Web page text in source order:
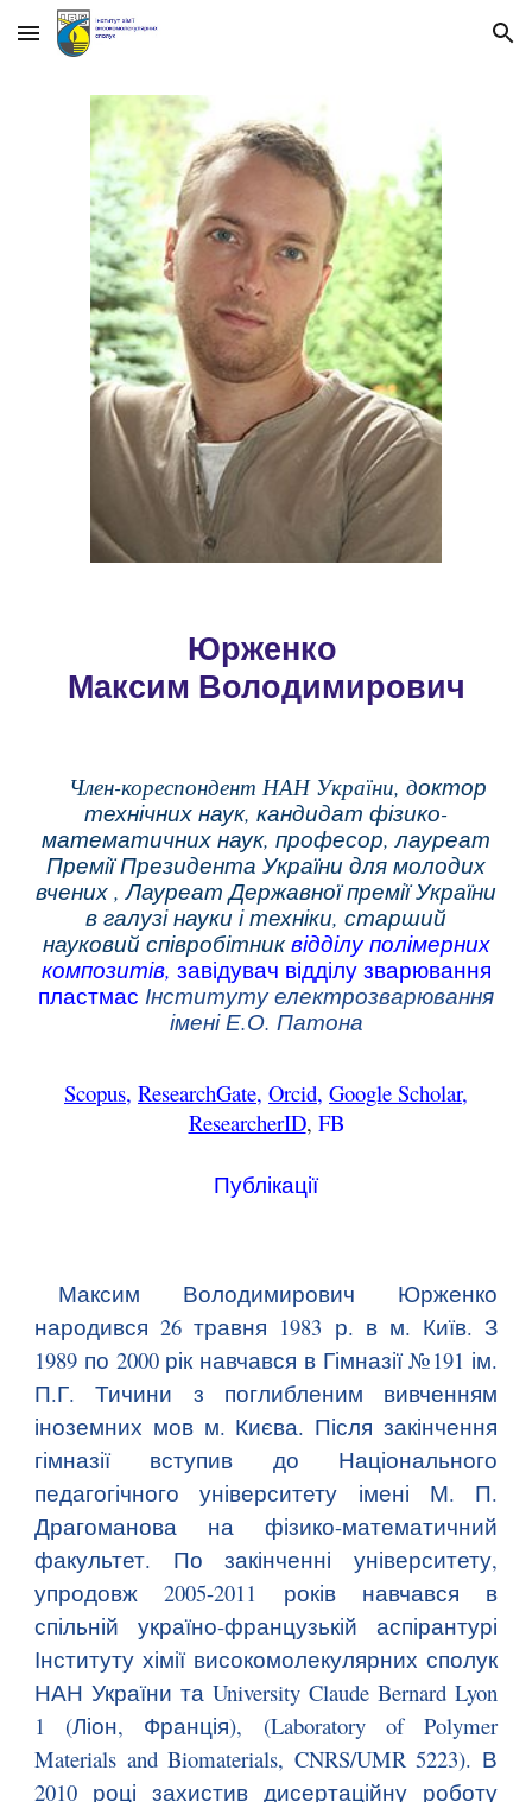
Skip to main content Skip to navigation
Юрженко
Максим Володимирович
Член-кореспондент НАН України, доктор
технічних наук, кандидат фізико-
математичних наук, професор,лауреат
Премії Президента України для молодих
вчених , Лауреат Державної премії України
в галузі науки і техніки, старший
науковий співробітниквідділуполімерних
композитів, завідувач відділу зварювання
пластмас Інституту електрозварювання
імені Е.О. Патона
Scopus, ResearchGate, Orcid, Google Scholar,
ResearcherID, FB
Публікації
Максим Володимирович Юрженко
народився 26 травня 1983 р. в м. Київ. З
1989 по 2000 рік навчався в Гімназії №191 ім.
П.Г. Тичини з поглибленим вивченням
іноземних мов м. Києва. Після закінчення
гімназії вступив до Національного
педагогічного університету імені М. П.
Драгоманова на фізико-математичний
факультет. По закінченні університету,
упродовж 2005-2011 років навчався в
спільній україно-французькій аспірантурі
Інституту хімії високомолекулярних сполук
НАН України та University Claude Bernard Lyon
1 (Ліон, Франція), (Laboratory of Polymer
Materials and Biomaterials, CNRS/UMR 5223). В
2010 році захистив дисертаційну роботу